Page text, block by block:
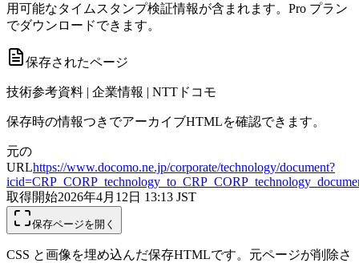
用可能なタイムスタンプ検証情報が含まれます。Pro プラン
でダウンロードできます。
保存されたページ
技術参考資料 | 企業情報 | NTTドコモ
保存時の情報つきでアーカイブHTMLを確認できます。
元の
URLhttps://www.docomo.ne.jp/corporate/technology/document?
取得開始2026年4月12日 13:13 JST
保存ページを開く
CSS と画像を埋め込んだ保存HTMLです。元ページが削除さ